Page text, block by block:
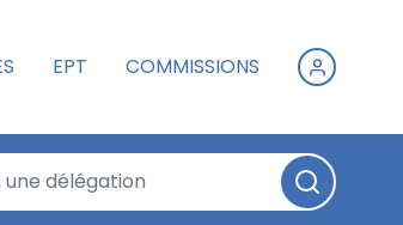
EPT COMMISSIONS